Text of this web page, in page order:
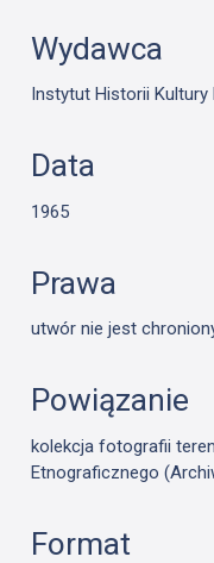
Wydawca
Instytut Historii Kultury
Data
1965
Prawa
utwór nie jest
Powiązanie
kolekcja fotografii
Etnograficznego
Format